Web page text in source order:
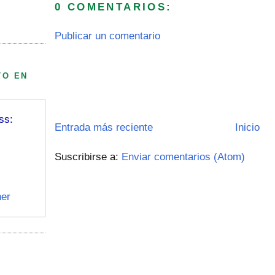
0 COMENTARIOS:
Publicar un comentario
Entrada más reciente Inicio
Suscribirse a: Enviar comentarios (Atom)
EN